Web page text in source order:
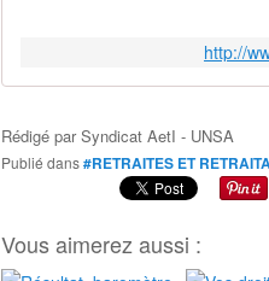
http://
Rédigé parSyndicat AetI - UNSA
Publié dans#RETRAITES ET
Vous aimerez aussi :